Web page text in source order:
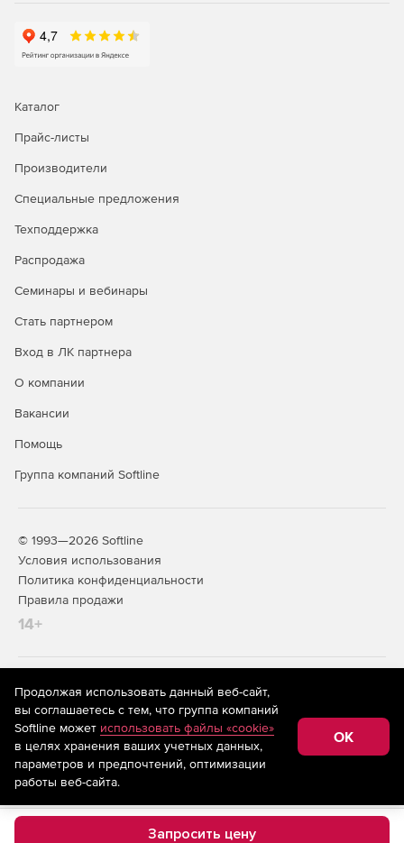
требовательных сетей в мире.
Запросить цену
Каталог
Прайс-листы
Производители
Специальные предложения
Техподдержка
Распродажа
Семинары и вебинары
Стать партнером
Вход в ЛК партнера
О компании
Вакансии
Помощь
Группа компаний Softline
© 1993—2026 Softline
Условия использования
Политика конфиденциальности
Правила продажи
14+
На информационном ресурсе store.softline.ru применяются
рекомендательные технологии
(информационные технологии
предоставления информации на основе сбора,
систематизации и анализа сведений, относящихся к
предпочтениям пользователей сети «Интернет»,
находящихся на территории Российской Федерации)
Продолжая использовать данный веб-сайт,
вы соглашаетесь с тем, что группа компаний
Softline может использовать файлы «cookie»
в целях хранения ваших учетных данных,
параметров и предпочтений, оптимизации
работы веб-сайта.
OK